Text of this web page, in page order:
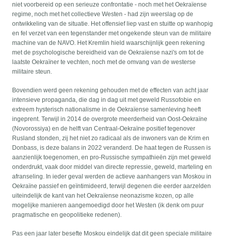
niet voorbereid op een serieuze confrontatie - noch met het Oekraïense
regime, noch met het collectieve Westen - had zijn weerslag op de
ontwikkeling van de situatie. Het offensief liep vast en stuitte op wanhopig
en fel verzet van een tegenstander met ongekende steun van de militaire
machine van de NAVO. Het Kremlin hield waarschijnlijk geen rekening
met de psychologische bereidheid van de Oekraïense nazi's om tot de
laatste Oekraïner te vechten, noch met de omvang van de westerse
militaire steun.
Bovendien werd geen rekening gehouden met de effecten van acht jaar
intensieve propaganda, die dag in dag uit met geweld Russofobie en
extreem hysterisch nationalisme in de Oekraïense samenleving heeft
ingeprent. Terwijl in 2014 de overgrote meerderheid van Oost-Oekraïne
(Novorossiya) en de helft van Centraal-Oekraïne positief tegenover
Rusland stonden, zij het niet zo radicaal als de inwoners van de Krim en
Donbass, is deze balans in 2022 veranderd. De haat tegen de Russen is
aanzienlijk toegenomen, en pro-Russische sympathieën zijn met geweld
onderdrukt, vaak door middel van directe repressie, geweld, marteling en
afranseling. In ieder geval werden de actieve aanhangers van Moskou in
Oekraïne passief en geïntimideerd, terwijl degenen die eerder aarzelden
uiteindelijk de kant van het Oekraïense neonazisme kozen, op alle
mogelijke manieren aangemoedigd door het Westen (ik denk om puur
pragmatische en geopolitieke redenen).
Pas een jaar later besefte Moskou eindelijk dat dit geen speciale militaire